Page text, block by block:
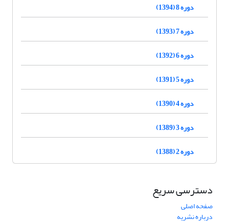
دوره 8 (1394)
دوره 7 (1393)
دوره 6 (1392)
دوره 5 (1391)
دوره 4 (1390)
دوره 3 (1389)
دوره 2 (1388)
دسترسی سریع
صفحه اصلی
درباره نشریه